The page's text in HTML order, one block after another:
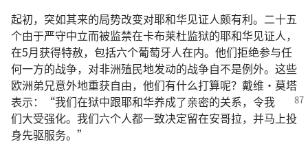
起初，突如其来的局势改变对耶和华见证人颇有利。二十五
个由于严守中立而被监禁在卡布莱杜监狱的耶和华见证人，
在5月获得特赦，包括六个葡萄牙人在内。他们拒绝参与任
何一方的战争，对非洲殖民地发动的战争自不是例外。这些
欧洲弟兄意外地重获自由，他们有什么打算呢？戴维·莫塔
表示：“我们在狱中跟耶和华养成了亲密的关系，令我
们大受强化。我们六个人都一致决定留在安哥拉，并马上投
身先驱服务。”